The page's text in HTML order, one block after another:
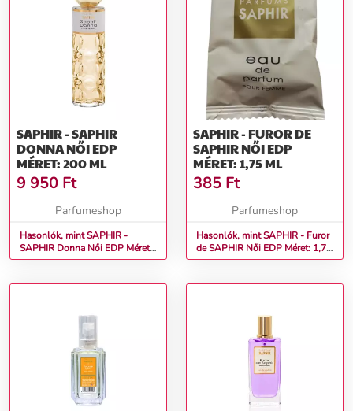
SAPHIR - SAPHIR
DONNA NŐI EDP
MÉRET: 200 ML
9 950 Ft
Parfumeshop
Hasonlók, mint SAPHIR -
SAPHIR Donna Női EDP Méret:
200 ml
SAPHIR - FUROR DE
SAPHIR NŐI EDP
MÉRET: 1,75 ML
385 Ft
Parfumeshop
Hasonlók, mint SAPHIR - Furor
de SAPHIR Női EDP Méret: 1,75
ml